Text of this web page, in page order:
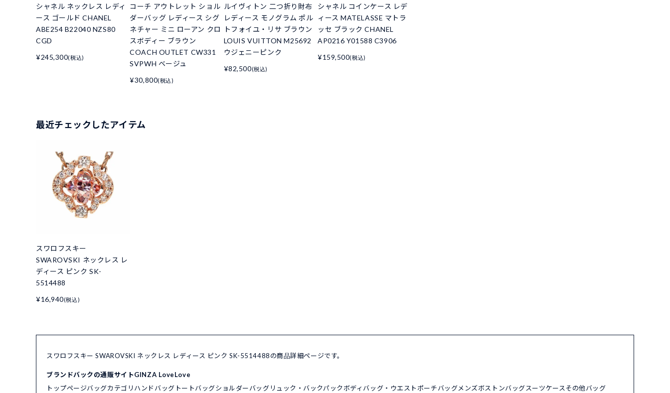
シャネル ネックレス レディ
ース ゴールド CHANEL
ABE254 B22040 NZS80
CGD
¥245,300(税込)
コーチ アウトレット ショル
ダーバッグ レディース シグ
ネチャー ミニ ローアン クロ
スボディー ブラウン
COACH OUTLET CW331
SVPWH ベージュ
¥30,800(税込)
ルイヴィトン 二つ折り財布
レディース モノグラム ポル
トフォイユ・リサ ブラウン
LOUIS VUITTON M25692
ウジェニーピンク
¥82,500(税込)
シャネル コインケース レデ
ィース MATELASSE マトラ
ッセ ブラック CHANEL
AP0216 Y01588 C3906
¥159,500(税込)
最近チェックしたアイテム
スワロフスキー
SWAROVSKI ネックレス レ
ディース ピンク SK-
5514488
¥16,940(税込)
スワロフスキー SWAROVSKI ネックレス レディース ピンク SK-5514488の商品詳細ページです。
ブランドバックの通販サイトGINZA LoveLove
トップページバッグカテゴリ ハンドバッグ トートバッグショルダーバッグリュック・バックパックボディバッグ・ウエストポーチバッグメンズボストンバッグスーツケースその他バッグ